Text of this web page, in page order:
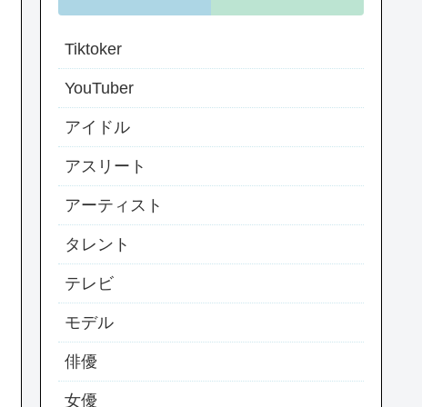
Tiktoker
YouTuber
アイドル
アスリート
アーティスト
タレント
テレビ
モデル
俳優
女優